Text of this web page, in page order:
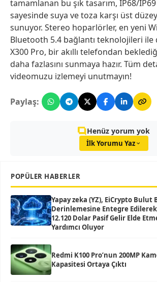
tamamlanan bu şık tasarım, IP68/
sayesinde suya ve toza karşı üst düzey
sunuyor. Stereo hoparlörler, en yeni
Bluetooth 5.4 bağlantı teknolojileri ile
X300 Pro, bir akıllı telefondan
daha fazlasını sunmaya hazır. Tüm
videomuzu izlemeyi unutmayın!
Paylaş:
Henüz yorum yok
İlk Yorumu Yaz
POPÜLER HABERLER
Yapay zeka (YZ), EiCrypto Bulut
Derinlemesine Entegre
12.120 Dolar Pasif Gelir Elde
Yardımcı Oluyor
Redmi K100 Pro’nun 200MP
Kapasitesi Ortaya Çıktı